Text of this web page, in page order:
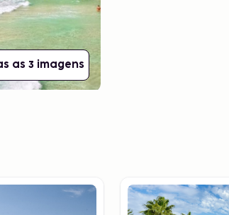
as 3 imagens